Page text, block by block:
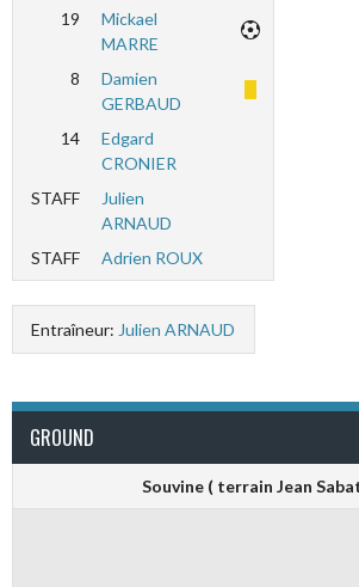
19
Mickael
MARRE
8
Damien
GERBAUD
14
Edgard
CRONIER
STAFF
Julien
ARNAUD
STAFF
Adrien ROUX
Entraîneur: Julien ARNAUD
GROUND
Souvine ( terrain Jean